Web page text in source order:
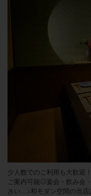
少人数でのご利用も大歓迎
ご案内可能◎宴会・飲み会
さい…♪和モダン空間の当